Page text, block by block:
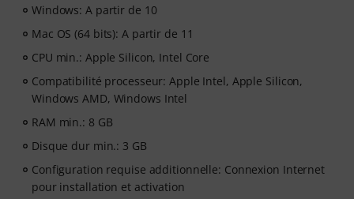
Windows: A partir de 10
Mac OS (64 bits): A partir de 11
CPU min.: Apple Silicon, Intel Core
Compatibilité processeur: Apple Intel, Apple Silicon,
Windows AMD, Windows Intel
RAM min.: 8 GB
Disque dur min.: 3 GB
Configuration requise additionnelle: Connexion Internet
pour installation et activation